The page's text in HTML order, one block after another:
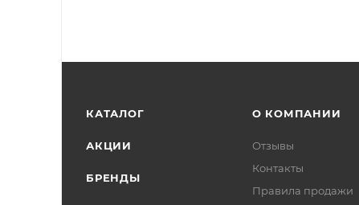
КАТАЛОГ
АКЦИИ
БРЕНДЫ
О КОМПАНИИ
Отзывы
Контакты
Правила продажи